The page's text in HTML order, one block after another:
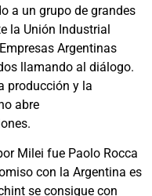
a un grupo de grandes
la Unión Industrial
Argentinas
llamando al diálogo.
producción y la
abre
Milei fue Paolo Rocca
con la Argentina es
se consigue con